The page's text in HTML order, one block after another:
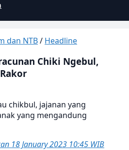
dan NTB/ Headline
Chiki Ngebul,
chikbul, jajanan yang
yang mengandung
18 January 2023 10:45 WIB